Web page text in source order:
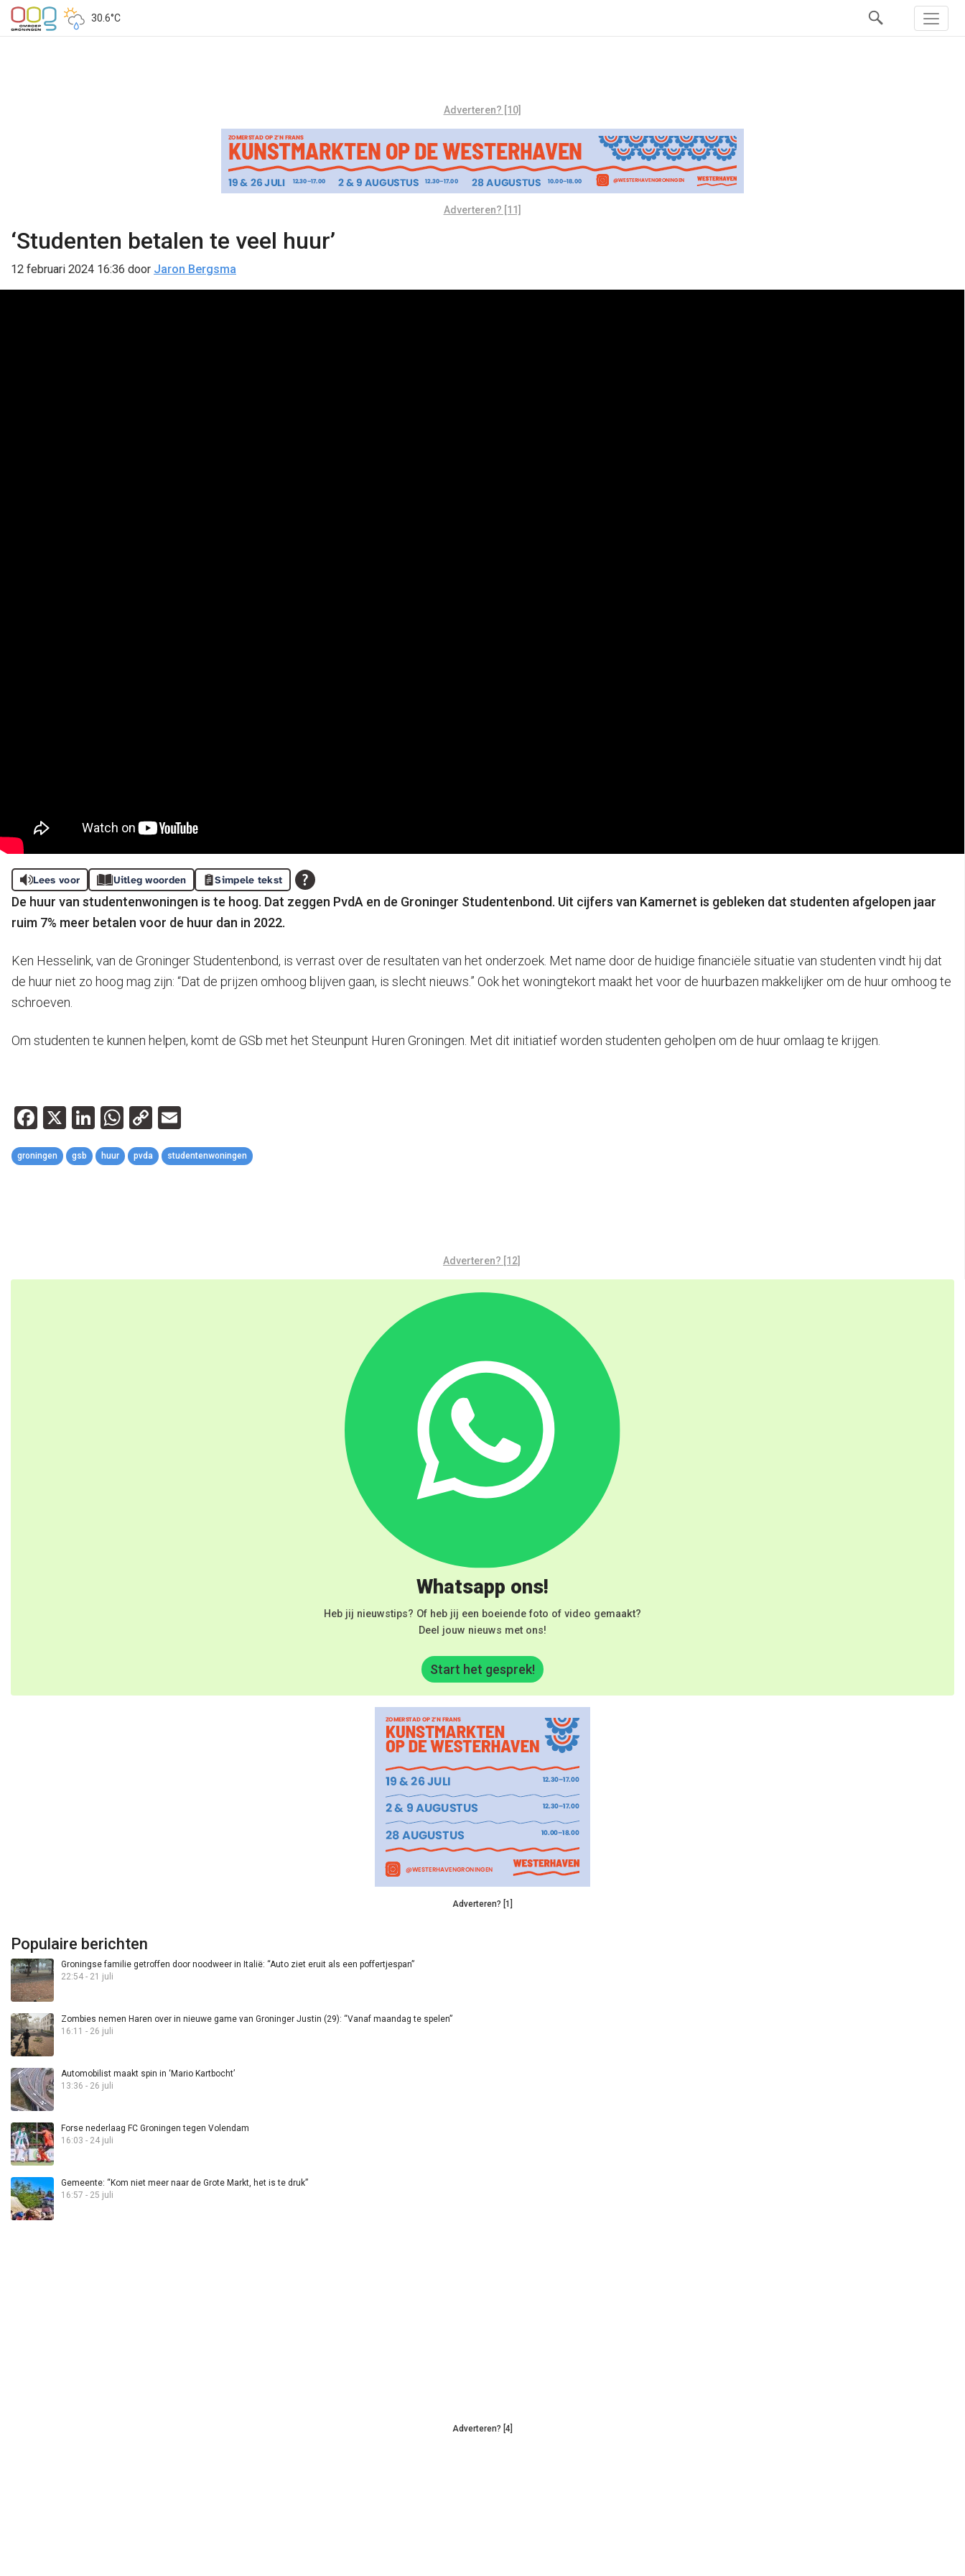
30.6°C
Adverteren? [10]
Adverteren? [11]
‘Studenten betalen te veel huur’
12 februari 2024 16:36 door Jaron Bergsma
Lees voor Uitleg woorden Simpele tekst
De huur van studentenwoningen is te hoog. Dat zeggen PvdA en de Groninger Studentenbond. Uit cijfers van Kamernet is gebleken dat studenten afgelopen jaar
ruim 7% meer betalen voor de huur dan in 2022.
Ken Hesselink, van de Groninger Studentenbond, is verrast over de resultaten van het onderzoek. Met name door de huidige financiële situatie van studenten vindt hij dat
de huur niet zo hoog mag zijn: “Dat de prijzen omhoog blijven gaan, is slecht nieuws.” Ook het woningtekort maakt het voor de huurbazen makkelijker om de huur omhoog te
schroeven.
Om studenten te kunnen helpen, komt de GSb met het Steunpunt Huren Groningen. Met dit initiatief worden studenten geholpen om de huur omlaag te krijgen.
Facebook
X LinkedIn
WhatsApp
Copy
Link
groningen gsb huur pvda studentenwoningen
Adverteren? [12]
Whatsapp ons!
Heb jij nieuwstips? Of heb jij een boeiende foto of video gemaakt?
Deel jouw nieuws met ons!
Start het gesprek!
Adverteren? [1]
Populaire berichten
Groningse familie getroffen door noodweer in Italië: “Auto ziet eruit als een poffertjespan”
22:54 - 21 juli
Zombies nemen Haren over in nieuwe game van Groninger Justin (29): “Vanaf maandag te spelen”
16:11 - 26 juli
Automobilist maakt spin in ‘Mario Kartbocht’
13:36 - 26 juli
Forse nederlaag FC Groningen tegen Volendam
16:03 - 24 juli
Gemeente: “Kom niet meer naar de Grote Markt, het is te druk”
16:57 - 25 juli
Adverteren? [4]